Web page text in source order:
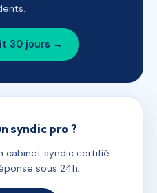
30 jours →
syndic pro ?
cabinet syndic certifié
sous 24h.